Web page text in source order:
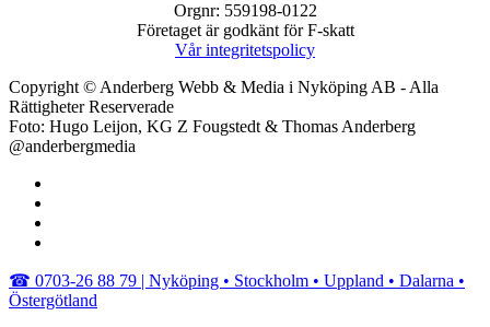
Orgnr: 559198-0122
Företaget är godkänt för F-skatt
Vår integritetspolicy
Copyright © Anderberg Webb & Media i Nyköping AB - Alla
Rättigheter Reserverade
Foto: Hugo Leijon, KG Z Fougstedt & Thomas Anderberg
@anderbergmedia
Close
Menu
☎︎ 0703-26 88 79 | Nyköping • Stockholm • Uppland • Dalarna •
Östergötland